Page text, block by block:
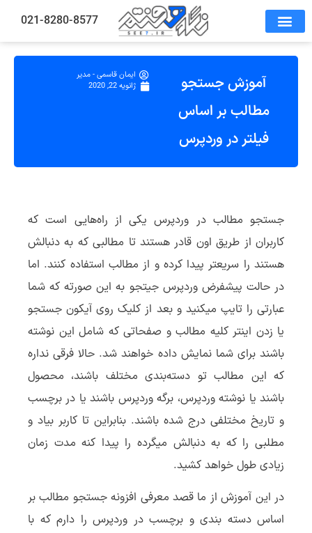
021-8280-8577
آموزش جستجو
مطالب بر اساس
فیلتر در وردپرس
ایمان قاسمی - مدیر
ژانویه 22, 2020
جستجو مطالب در وردپرس یکی از راه‌هایی است که
کاربران از طریق اون قادر هستند تا مطالبی که به دنبالش
هستند را سریعتر پیدا کرده و از مطالب استفاده کنند. اما
در حالت پیشفرض وردپرس جیتجو به این صورته که شما
عبارتی را تایپ میکنید و بعد از کلیک روی آیکون جستجو
یا زدن اینتر کلیه مطالب و صفحاتی که شامل این نوشته
باشند برای شما نمایش داده خواهند شد. حالا فرقی نداره
که این مطالب تو دسته‌بندی مختلف باشند، محصول
باشند یا نوشته وردپرس، برگه وردپرس باشند یا در برچسب
و تاریخ مختلفی درج شده باشند. بنابراین تا کاربر بیاد و
مطلبی را که به دنبالش میگرده را پیدا کنه مدت زمان
زیادی طول خواهد کشید.
در این آموزش از ما قصد معرفی افزونه جستجو مطالب بر
اساس دسته بندی و برچسب در وردپرس را دارم که با